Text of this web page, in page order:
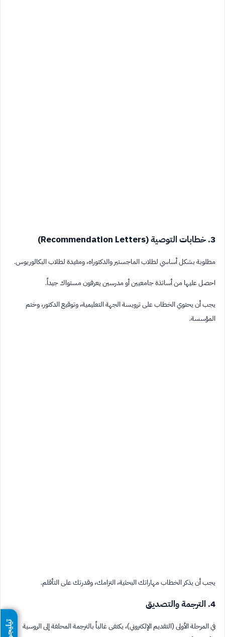
3. خطابات التوصية (Recommendation Letters)
مطلوبة بشكل أساسي لطلاب الماجستير والدكتوراه، ومفيدة لطلاب البكالوريوس.
احصل عليها من أساتذة جامعيين أو مدرسين يعرفون مستواك جيداً.
يجب أن يحتوي الخطاب على ترويسة الجهة التعليمية، وتوقيع الدكتور، وختم
المؤسسة.
يجب أن يذكر الخطاب مهاراتك البحثية، التزامك، وقدرتك على التأقلم.
4. الترجمة والتصديق
في المرحلة الأولى (التقديم الإلكتروني)، يكتفى غالباً بالترجمة المحلفة إلى الروسية